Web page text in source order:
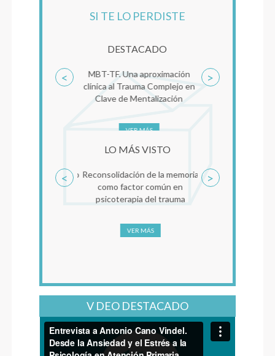
SI TE LO PERDISTE
DESTACADO
MBT-TF. Una aproximación
clínica al Trauma Complejo en
Clave de Mentalización
VER MÁS
< >
LO MÁS VISTO
Reconsolidación de la memoria
psicoterapia del trauma
V DEO DESTACADO